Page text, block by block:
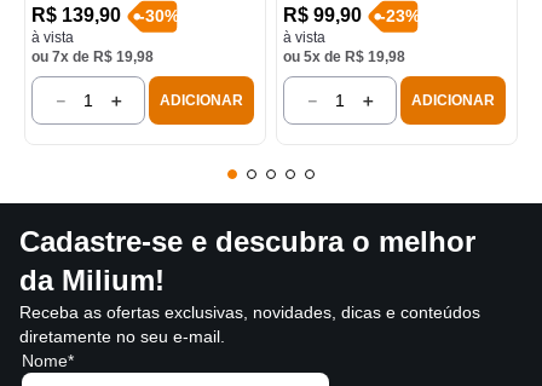
R$ 139,90
à vista
-30%
ou 7x de R$ 19,98
＋
－ ADICIONAR
R$ 99,90
à vista
-23%
ou 5x de R$ 19,98
＋
－ ADICIONAR
Cadastre-se e descubra o melhor
da Milium!
Receba as ofertas exclusivas, novidades, dicas e conteúdos
diretamente no seu e-mail.
Nome*